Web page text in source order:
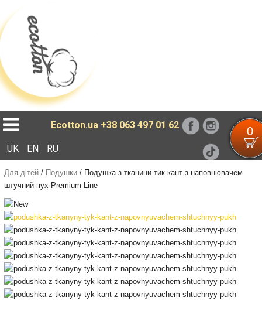
Ecotton.ua +38 063 497 01 62 0
UK EN RU
Для дітей/ Подушки/ Подушка з тканини тик кант з наповнювачем
штучний пух Premium Line